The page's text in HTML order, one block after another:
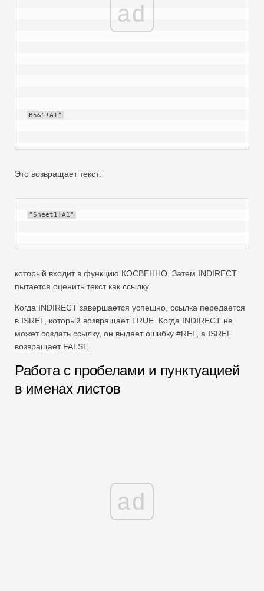
ad
B5&"!A1"
Это возвращает текст:
"Sheet1!A1"
который входит в функцию КОСВЕННО. Затем INDIRECT
пытается оценить текст как ссылку.
Когда INDIRECT завершается успешно, ссылка передается
в ISREF, который возвращает TRUE. Когда INDIRECT не
может создать ссылку, он выдает ошибку #REF, а ISREF
возвращает FALSE.
Работа с пробелами и пунктуацией
в именах листов
ad